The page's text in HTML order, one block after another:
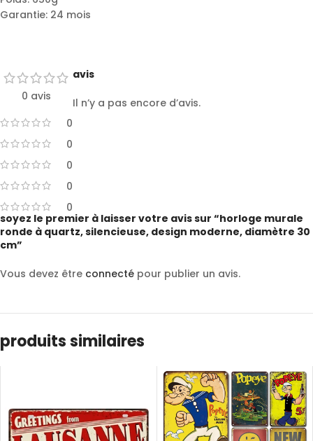
Garantie: 24 mois
0 avis
0
0
0
0
0
avis
Il n’y a pas encore d’avis.
soyez le premier à laisser votre avis sur “horloge murale
ronde à quartz, silencieuse, design moderne, diamètre 30
cm”
Vous devez être connecté pour publier un avis.
produits similaires